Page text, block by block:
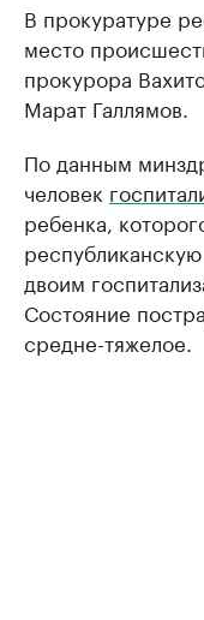
В прокуратуре
место
прокурора
Марат Галлямов.
По данным
человек
ребенка,
двоим
Состояние
средне-тяжелое.